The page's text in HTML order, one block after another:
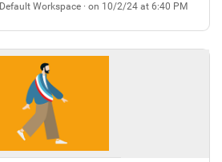
Default Workspace · on 10/2/24 at 6:40 PM